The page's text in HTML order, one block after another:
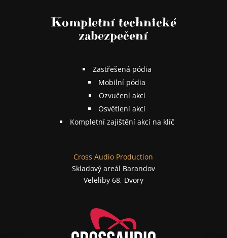
Kompletní technické
zabezpečení
Zastřešená pódia
Mobilní pódia
Ozvučení akcí
Osvětlení akcí
Kompletní zajištění akcí na klíč
Cross Audio Production
Skladový areál Barandov
Veleliby 68, Dvory